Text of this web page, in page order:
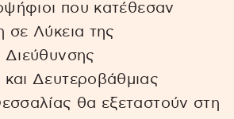
που κατέθεσαν
σε Λύκεια της
Διεύθυνσης
Δευτεροβάθμιας
θα εξεταστούν στη